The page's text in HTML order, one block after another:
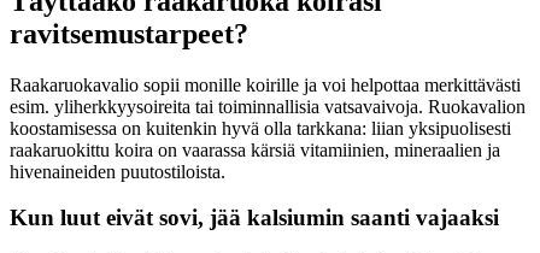
ravitsemustarpeet?
Raakaruokavalio sopii monille koirille ja voi helpottaa merkittävästi
esim. yliherkkyysoireita tai toiminnallisia vatsavaivoja. Ruokavalion
koostamisessa on kuitenkin hyvä olla tarkkana: liian yksipuolisesti
raakaruokittu koira on vaarassa kärsiä vitamiinien, mineraalien ja
hivenaineiden puutostiloista.
Kun luut eivät sovi, jää kalsiumin saanti vajaaksi